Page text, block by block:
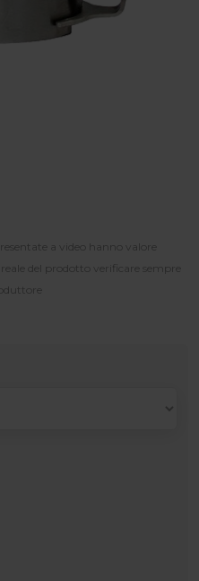
a video hanno valore
del prodotto verificare sempre